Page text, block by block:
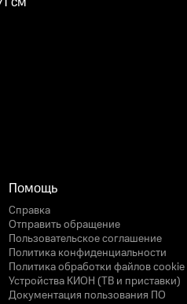
Помощь
Справка
Отправить обращение
Пользовательское соглашение
Политика конфиденциальности
Политика обработки файлов cookie
Устройства КИОН (ТВ и приставки)
Документация пользования ПО